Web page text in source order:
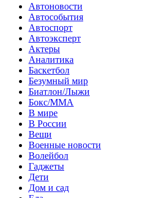
Автоновости
Автособытия
Автоспорт
Автоэксперт
Актеры
Аналитика
Баскетбол
Безумный мир
Биатлон/Лыжи
Бокс/MMA
В мире
В России
Вещи
Военные новости
Волейбол
Гаджеты
Дети
Дом и сад